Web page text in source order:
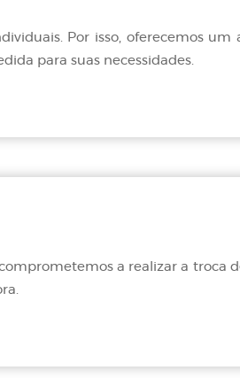
Por isso, oferecemos
para suas necessidades.
a realizar a troca